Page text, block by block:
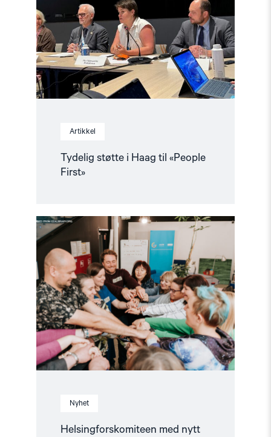
Artikkel
Tydelig støtte i Haag til «People
First»
Haag
til
«People
First»"
Nyhet
Helsingforskomiteen med nytt
Read
article
"Helsingforskomiteen
med
nytt
oppdrag
for
EØS-
midlene
–
Styrker
europeisk
demokrati"